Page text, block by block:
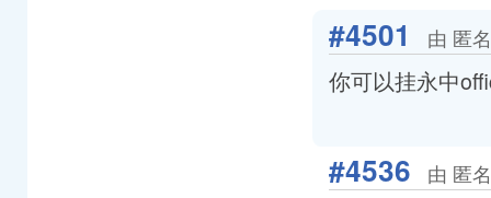
#4501 由 匿
你可以挂永中
#4536 由 匿